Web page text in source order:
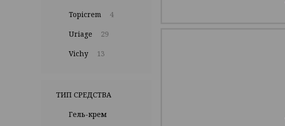
Topicrem 4
Uriage 29
Vichy 13
ТИП СРЕДСТВА
Гель-крем